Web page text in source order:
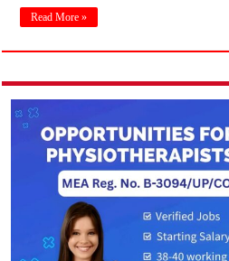
Read More »